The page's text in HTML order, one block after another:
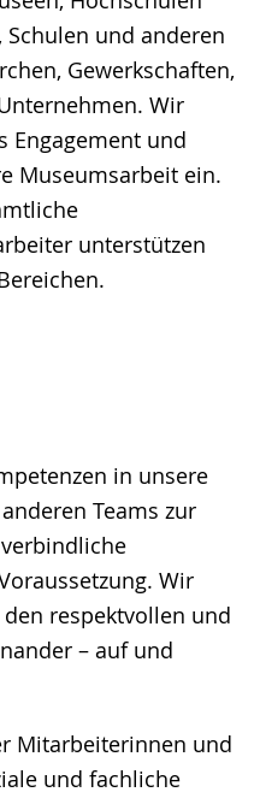
und anderen
Gewerkschaften,
Wir
Engagement und
Museumsarbeit ein.
unterstützen
in unsere
Teams zur
Wir
respektvollen und
– auf und
Mitarbeiterinnen und
und fachliche